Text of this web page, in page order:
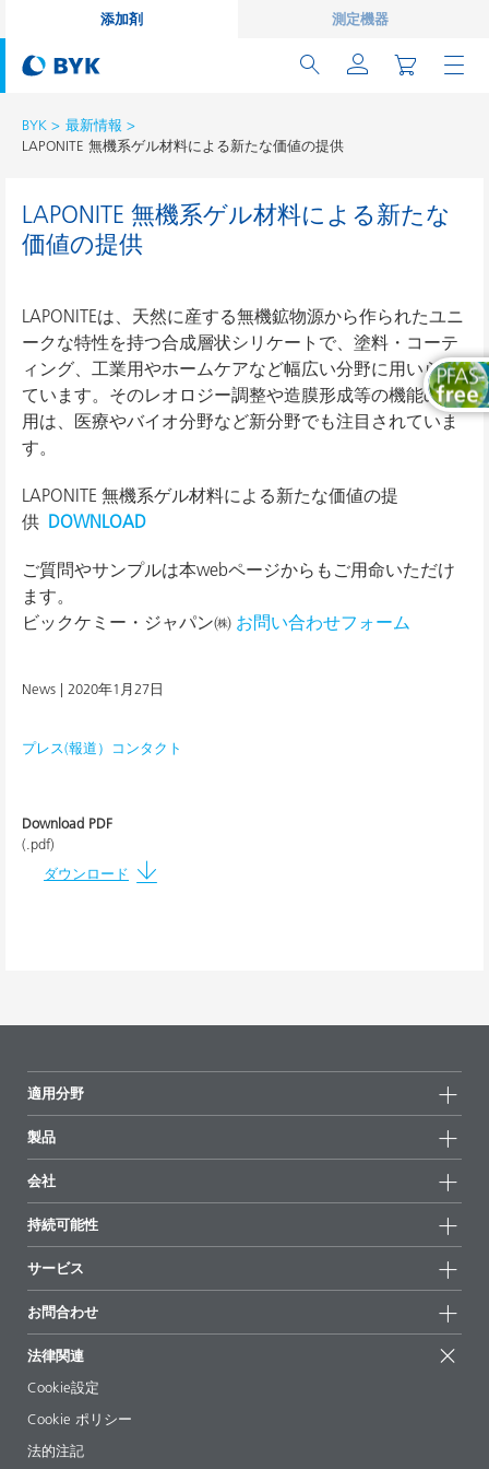
添加剤 測定機器
BYK
最新情報
LAPONITE 無機系ゲル材料による新たな価値の提供
LAPONITE 無機系ゲル材料による新たな
価値の提供
LAPONITEは、天然に産する無機鉱物源から作られたユニ
ークな特性を持つ合成層状シリケートで、塗料・コーテ
ィング、工業用やホームケアなど幅広い分野に用いられ
ています。そのレオロジー調整や造膜形成等の機能の活
用は、医療やバイオ分野など新分野でも注目されていま
す。
LAPONITE 無機系ゲル材料による新たな価値の提
供 DOWNLOAD
ご質問やサンプルは本webページからもご用命いただけ
ます。
ビックケミー・ジャパン㈱ お問い合わせフォーム
News | 2020年1月27日
プレス(報道）コンタクト
Download PDF
(.pdf)
ダウンロード
適用分野
製品
全製品
ハイライト
会社
ニュース
拠点と販売代理店
展示会 & イベント
経営陣
持続可能性
持続可能な製品
サクセスストーリー
EcoVadis
証明書
サービス
配合の出発点
論文記事
ebooks(電子書籍)
法令情報
添加剤ガイドアプリ
お問合わせ
法律関連
Cookie設定
Cookie ポリシー
法的注記